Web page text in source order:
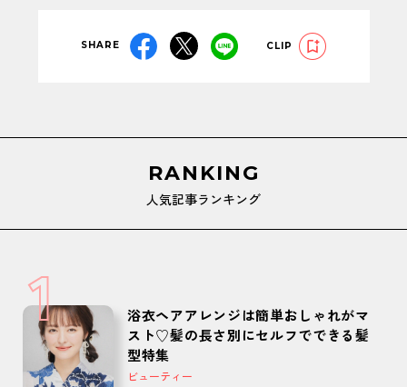
SHARE CLIP
RANKING
人気記事ランキング
1
浴衣ヘアアレンジは簡単おしゃれがマ
スト♡髪の長さ別にセルフでできる髪
型特集
ビューティー